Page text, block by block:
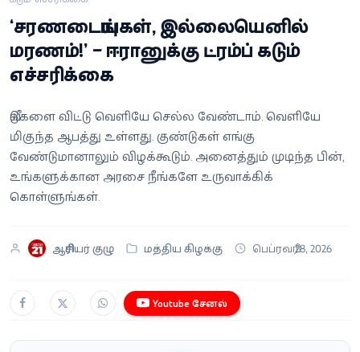
வீடியோ
வணிகம்
வெப்ஸ்டோரி
தமிழ்
‘சரணடையுங்கள், இல்லையெனில்
மரணம்!’ – ஈரானுக்கு ட்ரம்ப் கடும்
எச்சரிக்கை
வீடுகளை விட்டு வெளியே செல்ல வேண்டாம். வெளியே
மிகுந்த ஆபத்து உள்ளது. குண்டுகள் எங்கு
வேண்டுமானாலும் விழக்கூடும். அனைத்தும் முடிந்த பின்,
உங்களுக்கான அரசை நீங்களே உருவாக்கிக்
கொள்ளுங்கள்.
ஆசிரியர் குழு மத்திய கிழக்கு பெப்ரவரி 28, 2026
Youtube சேனல்